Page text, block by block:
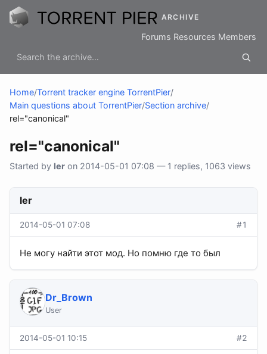
ARCHIVE
Forums Resources Members
Home/Torrent tracker engine TorrentPier/
Main questions about TorrentPier/Section archive/
rel="canonical"
rel="canonical"
Started by ler on 2014-05-01 07:08 — 1 replies, 1063 views
ler
2014-05-01 07:08 #1
Не могу найти этот мод. Но помню где то был
Dr_Brown
User
2014-05-01 10:15 #2